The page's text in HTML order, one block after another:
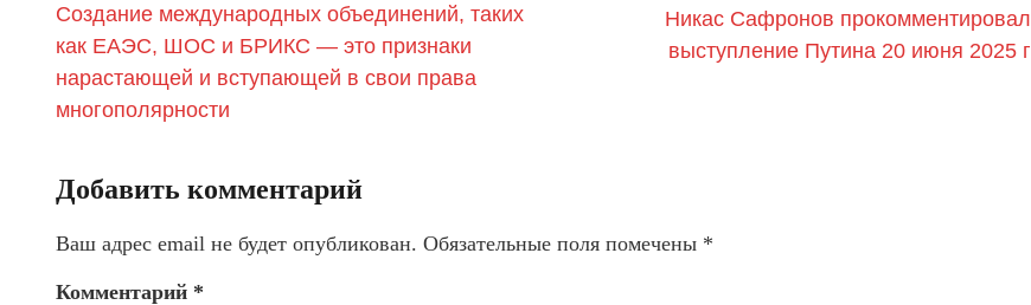
Создание международных объединений, таких
как ЕАЭС, ШОС и БРИКС — это признаки
нарастающей и вступающей в свои права
многополярности
Никас Сафронов прокомментировал
выступление Путина 20 июня 2025 г
Добавить комментарий
Ваш адрес email не будет опубликован. Обязательные поля помечены *
Комментарий *